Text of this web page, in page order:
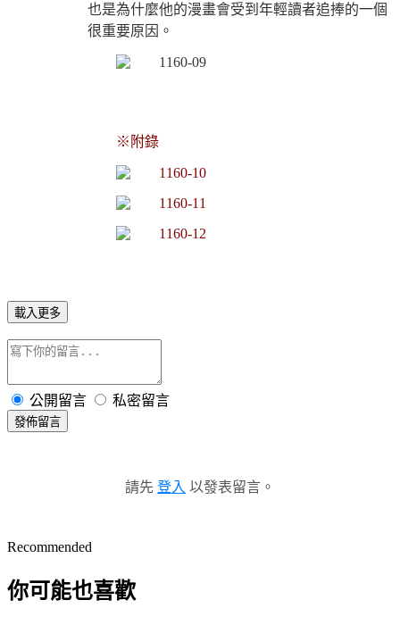
也是為什麼他的漫畫會受到年輕讀者追捧的一個
很重要原因。
※附錄
載入更多
公開留言 私密留言
發佈留言
請先 登入 以發表留言。
Recommended
你可能也喜歡